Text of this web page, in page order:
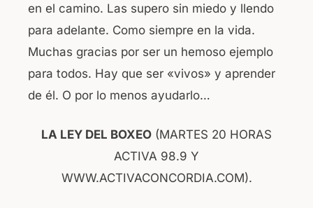
en el camino. Las supero sin miedo y llendo
para adelante. Como siempre en la vida.
Muchas gracias por ser un hemoso ejemplo
para todos. Hay que ser «vivos» y aprender
de él. O por lo menos ayudarlo…
LA LEY DEL BOXEO (MARTES 20 HORAS
ACTIVA 98.9 Y
WWW.ACTIVACONCORDIA.COM).